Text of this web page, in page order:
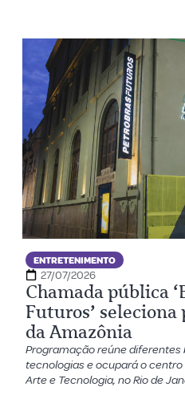
ENTRETENIMENTO
27/07/2026
Chamada pública
Futuros’
da Amazônia
Programação reúne diferentes
tecnologias e ocupará o
Arte e Tecnologia, no Rio de